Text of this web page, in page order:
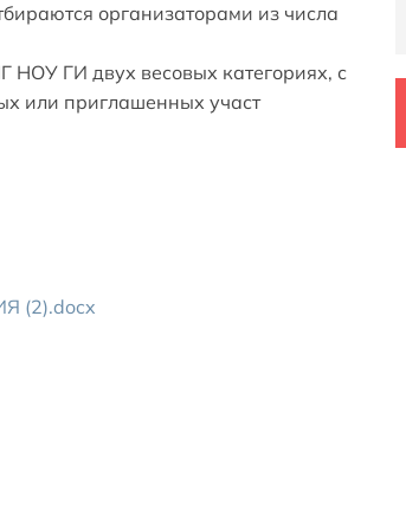
организаторами из числа
ГИ двух весовых категориях, с
или приглашенных участ
(2).docx